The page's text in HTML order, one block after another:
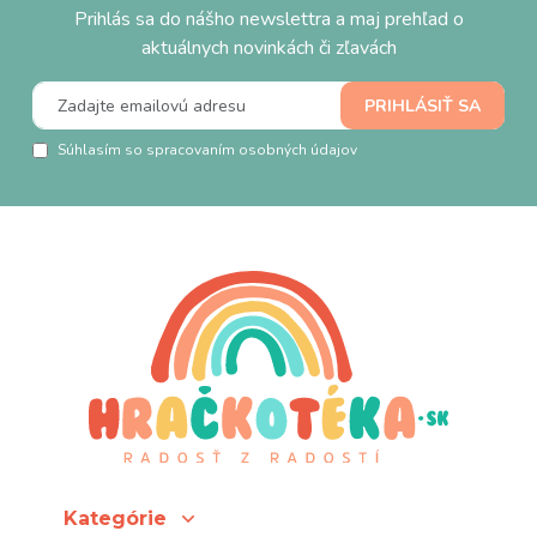
Prihlás sa do nášho newslettra a maj prehľad o
aktuálnych novinkách či zľavách
Súhlasím so spracovaním osobných údajov
Kategórie